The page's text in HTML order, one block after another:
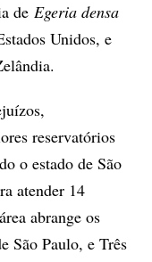
de Egeria densa
Unidos, e
reservatórios
o estado de São
atender 14
abrange os
São Paulo, e Três